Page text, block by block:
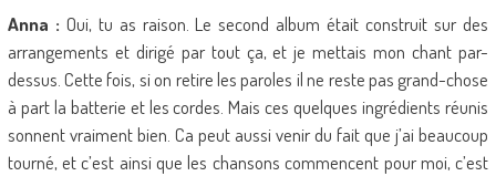
Anna : Oui, tu as raison. Le second album était construit sur des
arrangements et dirigé par tout ça, et je mettais mon chant par-
dessus. Cette fois, si on retire les paroles il ne reste pas grand-chose
à part la batterie et les cordes. Mais ces quelques ingrédients réunis
sonnent vraiment bien. Ca peut aussi venir du fait que j’ai beaucoup
tourné, et c’est ainsi que les chansons commencent pour moi, c’est